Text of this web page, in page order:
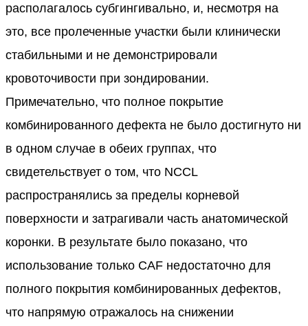
располагалось субгингивально, и, несмотря на
это, все пролеченные участки были клинически
стабильными и не демонстрировали
кровоточивости при зондировании.
Примечательно, что полное покрытие
комбинированного дефекта не было достигнуто ни
в одном случае в обеих группах, что
свидетельствует о том, что NCCL
распространялись за пределы корневой
поверхности и затрагивали часть анатомической
коронки. В результате было показано, что
использование только CAF недостаточно для
полного покрытия комбинированных дефектов,
что напрямую отражалось на снижении